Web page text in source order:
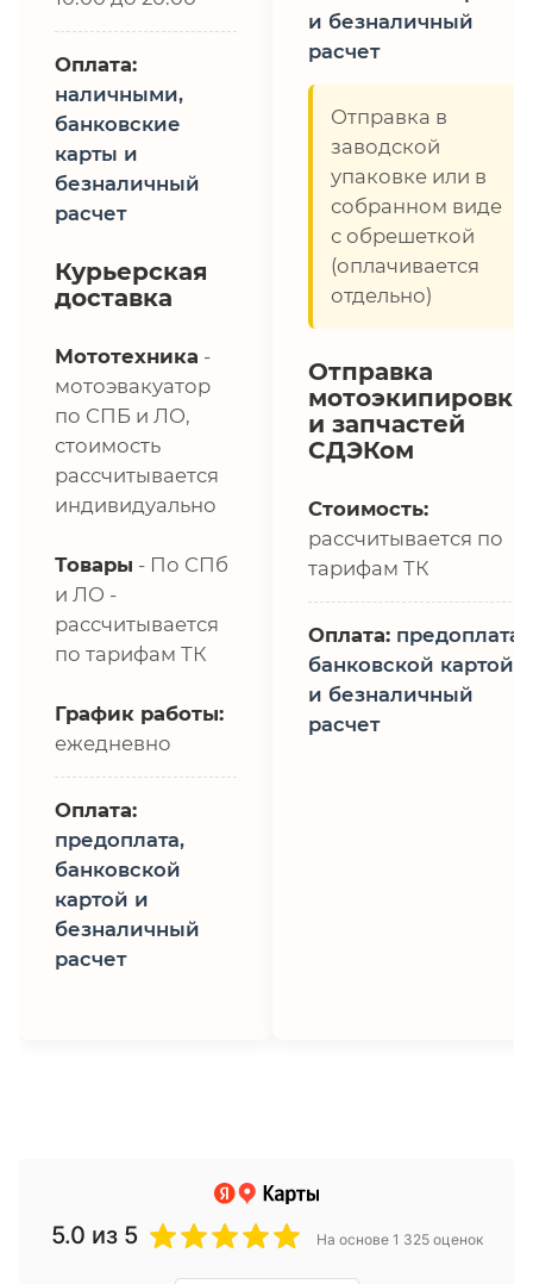
Оплата:
наличными,
банковские
карты и
безналичный
расчет
Курьерская
доставка
Мототехника -
мотоэвакуатор
по СПБ и ЛО,
стоимость
рассчитывается
индивидуально
Товары - По СПб
и ЛО -
рассчитывается
по тарифам ТК
График работы:
ежедневно
Оплата:
предоплата,
банковской
картой и
безналичный
расчет
и безналичный
расчет
Отправка в
заводской
упаковке или в
собранном виде
с обрешеткой
(оплачивается
отдельно)
Отправка
мотоэкипировки
и запчастей
СДЭКом
Стоимость:
рассчитывается по
тарифам ТК
Оплата: предоплата,
банковской картой
и безналичный
расчет
5.0 из 5 На основе 1 325 оценок